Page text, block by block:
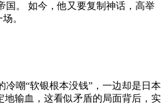
国。 如今，他又要复制神话，高举
。
冷嘲“软银根本没钱”，一边却是日本
地输血，这看似矛盾的局面背后，实